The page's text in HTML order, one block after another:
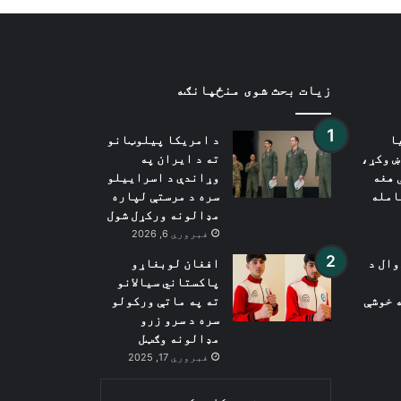
وکړ،
هغه
د
خوشې
زیات بحث شوی منځپانګه
د امریکا پیلوټانو
ته د ایران په
وړاندې د اسراییلو
سره د مرستې لپاره
مډالونه ورکړل شول
فبروري 6, 2026
افغان لوبغاړو
پاکستاني سیالانو
ته په ماتې ورکولو
سره د سرو زرو
مډالونه وګټل
فبروري 17, 2025